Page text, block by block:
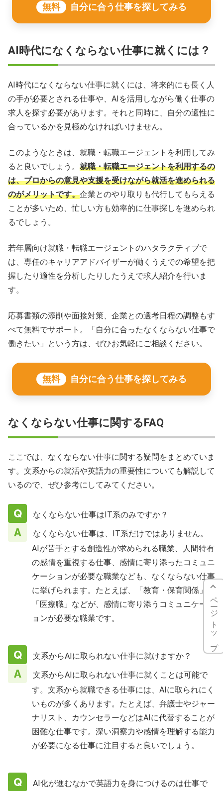
無料 自分に合う仕事を探してみる
AI時代になくならない仕事に就くには？
AI時代になくならない仕事に就くには、将来的にも長く人
の手が必要とされる仕事や、AIを活用しながら働く仕事の
求人を探す必要があります。それと同時に、自分の適性に
合っているかを見極めなければいけません。
このようなときは、就職・転職エージェントを利用してみ
ると良いでしょう。 就職・転職エージェントを利用するの
は、プロからの意見や支援を受けながら就活を進められる
のがメリットです。企業とのやり取りも代行してもらえる
ことが多いため、忙しい方も効率的に仕事探しを進められ
るでしょう。
若年層向け就職・転職エージェントのハタラクティブで
は、専任のキャリアアドバイザーが働くうえでの希望を把
握したり適性を分析したりしたうえで求人紹介を行いま
す。
応募書類の添削や面接対策、企業との選考日程の調整もす
べて無料でサポート。「自分に合ったなくならない仕事で
働きたい」という方は、ぜひお気軽にご相談ください。
無料 自分に合う仕事を探してみる
なくならない仕事に関するFAQ
ここでは、なくならない仕事に関する疑問をまとめていま
す。文系からの就活や英語力の重要性についても解説して
いるので、ぜひ参考にしてみてください。
なくならない仕事はIT系のみですか？
なくならない仕事は、IT系だけではありません。
AIが苦手とする創造性が求められる職業、人間特有
の感情を重視する仕事、感情に寄り添ったコミュニ
ケーションが必要な職業なども、なくならない仕事
に挙げられます。たとえば、「教育・保育関係」
「医療職」などが、感情に寄り添うコミュニケーシ
ョンが必要な職業です。
文系からAIに取られない仕事に就けますか？
文系からAIに取られない仕事に就くことは可能で
す。文系から就職できる仕事には、AIに取られにく
いものが多くあります。たとえば、弁護士やジャー
ナリスト、カウンセラーなどはAIに代替することが
困難な仕事です。深い洞察力や感情を理解する能力
が必要になる仕事に注目すると良いでしょう。
AI化が進むなかで英語力を身につけるのは仕事で
ページトップ